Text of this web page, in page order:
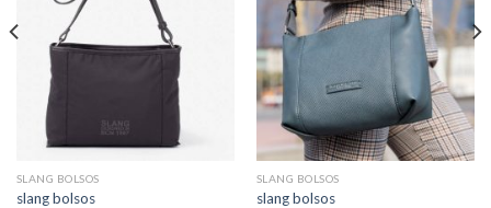
SLANG BOLSOS
slang bolsos
SLANG BOLSOS
slang bolsos